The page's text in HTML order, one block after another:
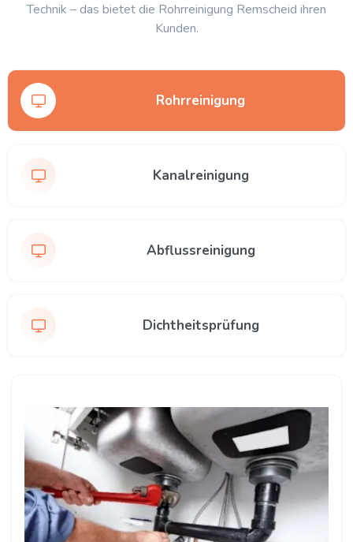
Technik – das bietet die Rohrreinigung Remscheid ihren
Kunden.
Rohrreinigung
Kanalreinigung
Abflussreinigung
Dichtheitsprüfung